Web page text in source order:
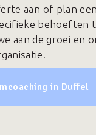
aan of plan
behoeften
aan de groei en
in Duffel